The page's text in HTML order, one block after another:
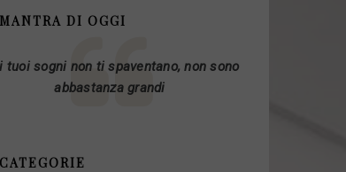
MANTRA DI OGGI
tuoi sogni non ti spaventano, non sono
abbastanza grandi
CATEGORIE